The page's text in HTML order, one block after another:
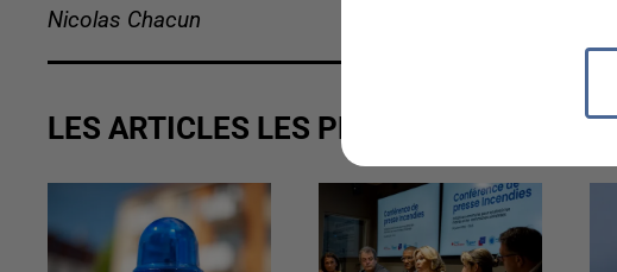
Nicolas Chacun
LES ARTICLES LES PLUS VUS